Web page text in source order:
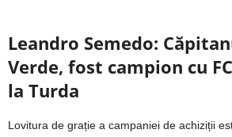
Leandro Semedo:
Verde, fost campion cu
la Turda
Lovitura de grație a campaniei de achiziții